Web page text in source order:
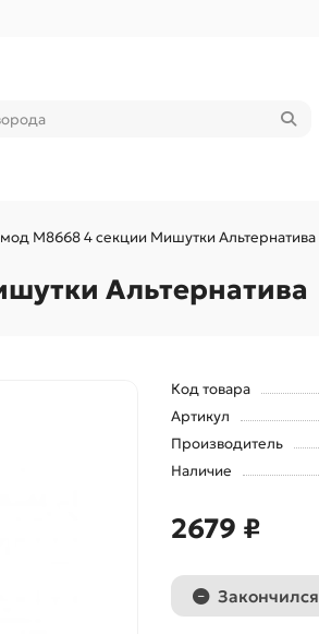
М8668 4 секции Мишутки Альтернатива
Альтернатива
Код товара
Артикул
Производитель
Наличие
2679 ₽
Закончился